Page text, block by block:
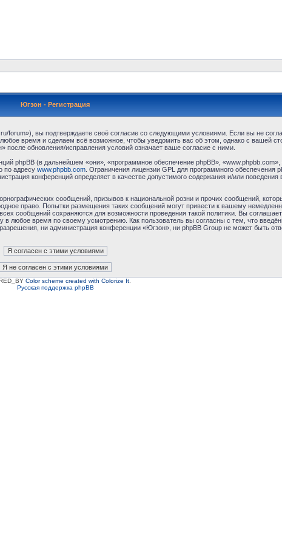
Югзон - Регистрация
вы подтверждаете своё согласие со следующими условиями. Если вы не
время и сделаем всё возможное, чтобы уведомить вас об этом, однако с вашей
после обновления/исправления условий означает ваше согласие с ними.
phpBB (в дальнейшем «они», «программное обеспечение phpBB», «www.phpbb.com»,
по адресу www.phpbb.com. Ограничения лицензии GPL для программного обеспечения
конференций определяет в качестве допустимого содержания и/или поведения
сообщений, призывов к национальной розни и прочих сообщений,
право. Попытки размещения таких сообщений могут привести к вашему
сообщений сохраняются для возможности проведения такой политики. Вы
любое время по своему усмотрению. Как пользователь вы согласны с тем, что
ни администрация конференции «Югзон», ни phpBB Group не может быть
Color scheme created with Colorize It.
Русская поддержка phpBB